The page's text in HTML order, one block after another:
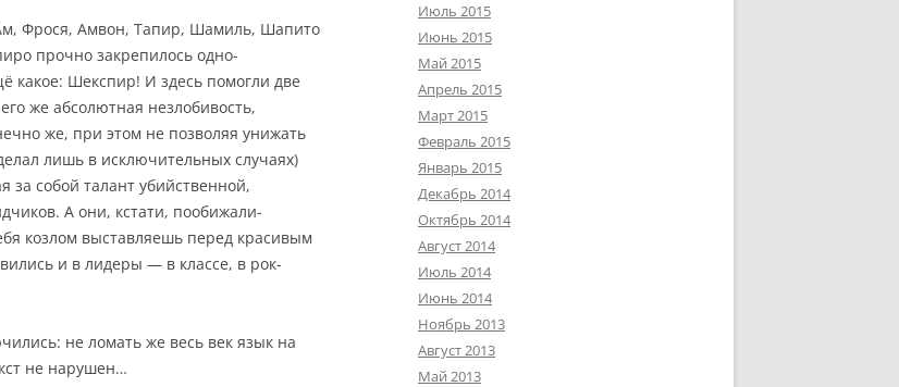
Фрося, Амвон, Тапир, Шамиль, Шапито
прочно закрепилось одно-
какое: Шекспир! И здесь помогли две
же абсолютная незлобивость,
же, при этом не позволяя унижать
лишь в исключительных случаях)
за собой талант убийственной,
А они, кстати, пообижали-
козлом выставляешь перед красивым
и в лидеры — в классе, в рок-
не ломать же весь век язык на
не нарушен…
Июль 2015
Июнь 2015
Май 2015
Апрель 2015
Март 2015
Февраль 2015
Январь 2015
Декабрь 2014
Октябрь 2014
Август 2014
Июль 2014
Июнь 2014
Ноябрь 2013
Август 2013
Май 2013